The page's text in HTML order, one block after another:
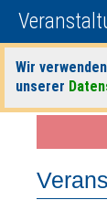
Wir
unsererStartseite>